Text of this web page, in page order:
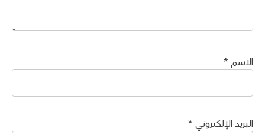
الاسم *
البريد الإلكتروني *